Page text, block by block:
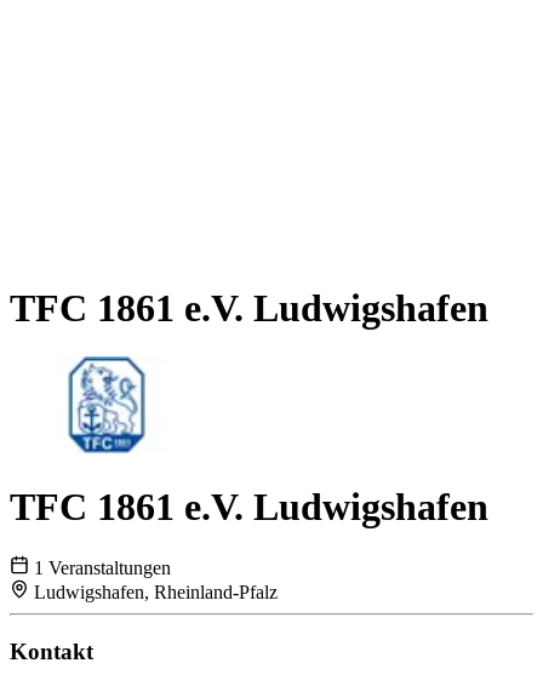
TFC 1861 e.V. Ludwigshafen
TFC 1861 e.V. Ludwigshafen
1 Veranstaltungen
Ludwigshafen, Rheinland-Pfalz
Kontakt